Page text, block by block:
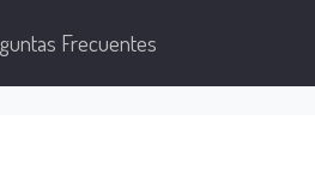
Frecuentes